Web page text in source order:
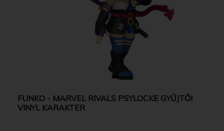
FUNKO - MARVEL RIVALS PSYLOCKE GYŰJTŐI
VINYL KARAKTER